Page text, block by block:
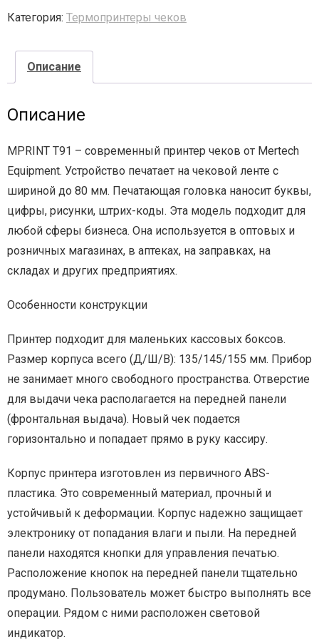
Категория: Термопринтеры чеков
Описание
Описание
MPRINT T91 – современный принтер чеков от Mertech
Equipment. Устройство печатает на чековой ленте c
шириной до 80 мм. Печатающая головка наносит буквы,
цифры, рисунки, штрих-коды. Эта модель подходит для
любой сферы бизнеса. Она используется в оптовых и
розничных магазинах, в аптеках, на заправках, на
складах и других предприятиях.
Особенности конструкции
Принтер подходит для маленьких кассовых боксов.
Размер корпуса всего (Д/Ш/В): 135/145/155 мм. Прибор
не занимает много свободного пространства. Отверстие
для выдачи чека располагается на передней панели
(фронтальная выдача). Новый чек подается
горизонтально и попадает прямо в руку кассиру.
Корпус принтера изготовлен из первичного ABS-
пластика. Это современный материал, прочный и
устойчивый к деформации. Корпус надежно защищает
электронику от попадания влаги и пыли. На передней
панели находятся кнопки для управления печатью.
Расположение кнопок на передней панели тщательно
продумано. Пользователь может быстро выполнять все
операции. Рядом с ними расположен световой
индикатор.